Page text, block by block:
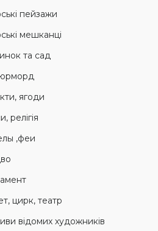
пейзажи
мешканці
та сад
ягоди
релігія
,феи
цирк, театр
відомих художників